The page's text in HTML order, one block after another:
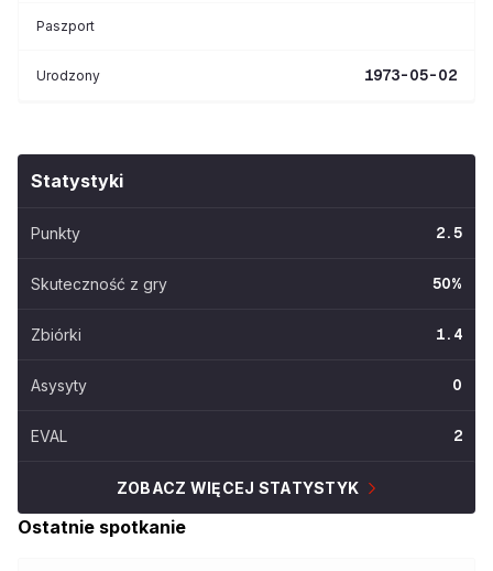
Paszport
Urodzony 1973-05-02
Statystyki
Punkty 2.5
Skuteczność z gry 50%
Zbiórki 1.4
Asysyty 0
EVAL 2
ZOBACZ WIĘCEJ STATYSTYK
Ostatnie spotkanie